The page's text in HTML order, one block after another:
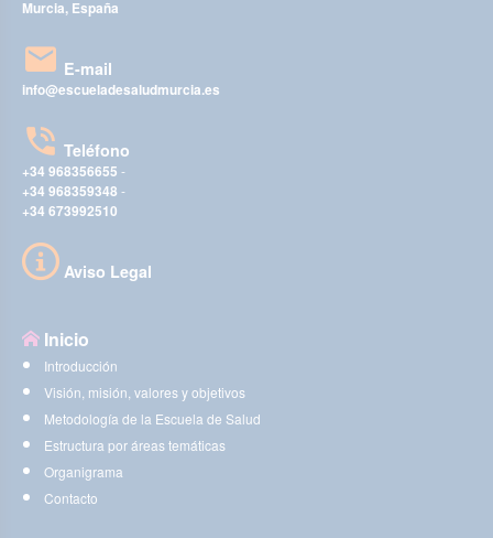
Murcia, España
E-mail
info@escueladesaludmurcia.es
Teléfono
+34 968356655 -
+34 968359348 -
+34 673992510
Aviso Legal
Inicio
Introducción
Visión, misión, valores y objetivos
Metodología de la Escuela de Salud
Estructura por áreas temáticas
Organigrama
Contacto